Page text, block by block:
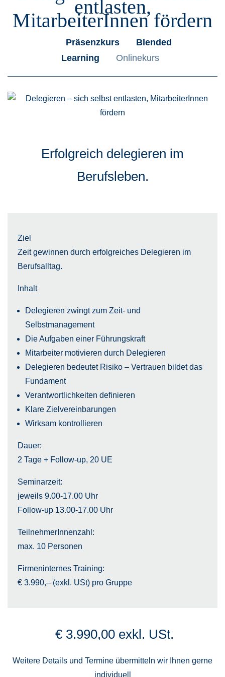
entlasten,
MitarbeiterInnen fördern
Präsenzkurs
Blended
Learning
Onlinekurs
Erfolgreich delegieren im
Berufsleben.
Ziel
Zeit gewinnen durch erfolgreiches Delegieren im
Berufsalltag.
Inhalt
Delegieren zwingt zum Zeit- und
Selbstmanagement
Die Aufgaben einer Führungskraft
Mitarbeiter motivieren durch Delegieren
Delegieren bedeutet Risiko – Vertrauen bildet das
Fundament
Verantwortlichkeiten definieren
Klare Zielvereinbarungen
Wirksam kontrollieren
Dauer:
2 Tage + Follow-up, 20 UE
Seminarzeit:
jeweils 9.00-17.00 Uhr
Follow-up 13.00-17.00 Uhr
TeilnehmerInnenzahl:
max. 10 Personen
Firmeninternes Training:
€ 3.990,– (exkl. USt) pro Gruppe
€3.990,00 exkl. USt.
Weitere Details und Termine übermitteln wir Ihnen gerne
individuell